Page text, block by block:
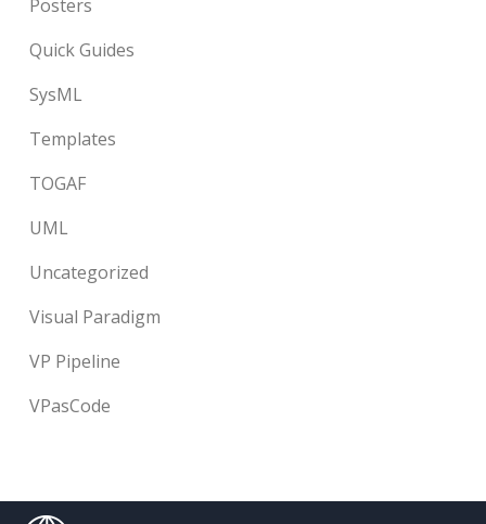
Posters
Quick Guides
SysML
Templates
TOGAF
UML
Uncategorized
Visual Paradigm
VP Pipeline
VPasCode